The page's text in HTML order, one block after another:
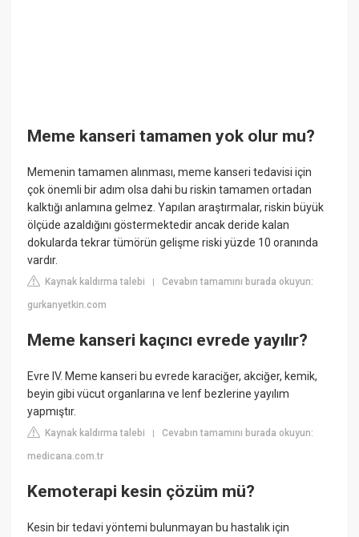
Meme kanseri tamamen yok olur mu?
Memenin tamamen alınması, meme kanseri tedavisi için
çok önemli bir adım olsa dahi bu riskin tamamen ortadan
kalktığı anlamına gelmez. Yapılan araştırmalar, riskin büyük
ölçüde azaldığını göstermektedir ancak deride kalan
dokularda tekrar tümörün gelişme riski yüzde 10 oranında
vardır.
Kaynak kaldırma talebi |Cevabın tamamını burada okuyun:
gurkanyetkin.com
Meme kanseri kaçıncı evrede yayılır?
Evre IV. Meme kanseri bu evrede karaciğer, akciğer, kemik,
beyin gibi vücut organlarına ve lenf bezlerine yayılım
yapmıştır.
Kaynak kaldırma talebi |Cevabın tamamını burada okuyun:
medicana.com.tr
Kemoterapi kesin çözüm mü?
Kesin bir tedavi yöntemi bulunmayan bu hastalık için